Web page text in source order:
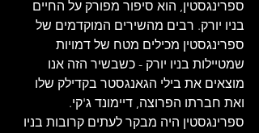
ספרינגסטין, הוא סיפור מפורק על החיים
בניו יורק. רבים מהשירים המוקדמים של
ספרינגסטין מכילים מטח של דמויות
שמטיילות בניו יורק - כשבשיר הזה אנו
מוצאים את בילי הגאנגסטר בקדילק שלו
ואת חברתו הפרוצה, דיימונד ג'קי.
ספרינגסטין היה מבקר לעתים קרובות בניו